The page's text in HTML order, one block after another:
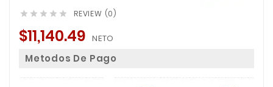
     REVIEW (0)
$11,140.49 NETO
Metodos De Pago